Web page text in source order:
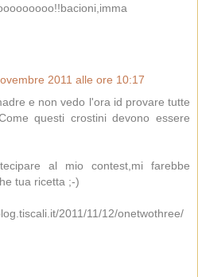
2011 alle ore 10:17
e non vedo l'ora id provare tutte
questi crostini devono essere
al mio contest,mi farebbe
tua ricetta ;-)
2011/11/12/onetwothree/